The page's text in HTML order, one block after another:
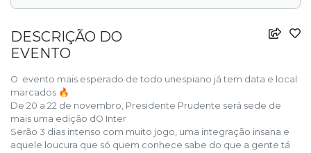
DESCRIÇÃO DO
EVENTO
O evento mais esperado de todo unespiano já tem data e local
marcados 🔥
De 20 a 22 de novembro, Presidente Prudente será sede de
mais uma edição dO Inter
Serão 3 dias intenso com muito jogo, uma integração insana e
aquele loucura que só quem conhece sabe do que a gente tá